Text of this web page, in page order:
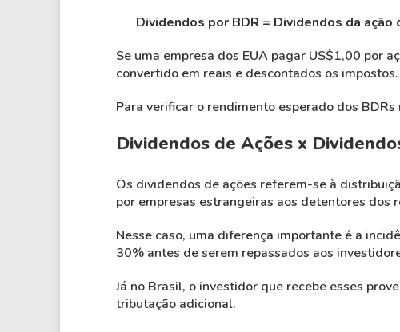
Dividendos por BDR = Dividendos da
Se uma empresa dos EUA pagar US$1,00 por
convertido em reais e descontados os impostos.
Para verificar o rendimento esperado dos
Dividendos de Ações x
Os dividendos de ações referem-se à
por empresas estrangeiras aos detentores dos
Nesse caso, uma diferença importante é a
30% antes de serem repassados aos
Já no Brasil, o investidor que recebe esses
tributação adicional.